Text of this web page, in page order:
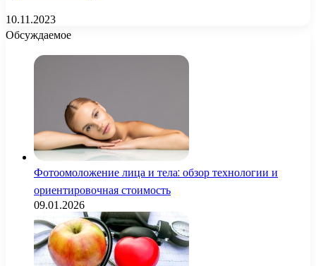
10.11.2023
Обсуждаемое
Фотоомоложение лица и тела: обзор технологии и
ориентировочная стоимость
09.01.2026